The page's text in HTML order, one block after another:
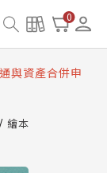
0
書櫃開通申請
與資產合併申
櫃開通申請
繪本